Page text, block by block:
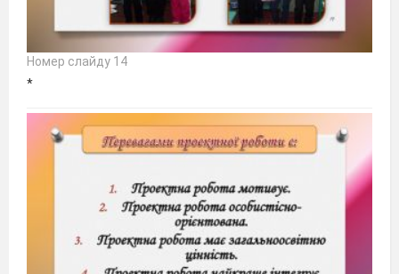
Номер слайду 14
*